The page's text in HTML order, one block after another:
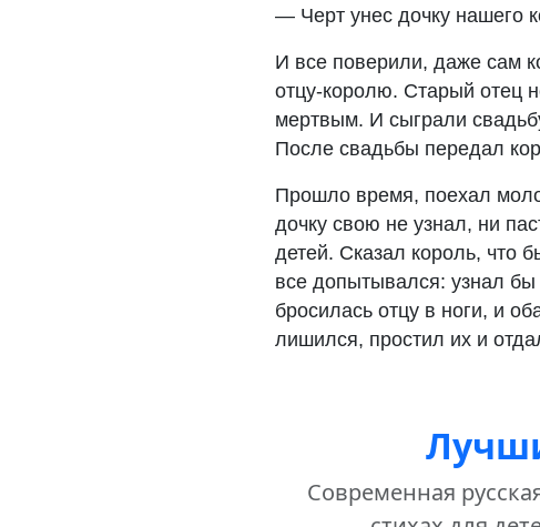
— Черт унес дочку нашего
И все поверили, даже сам
отцу-королю. Старый отец
мертвым. И сыграли
После свадьбы передал
Прошло время, поехал
дочку свою не узнал, ни
детей. Сказал король, что
все допытывался: узнал бы
бросилась отцу в ноги, и
лишился, простил их и
Современная